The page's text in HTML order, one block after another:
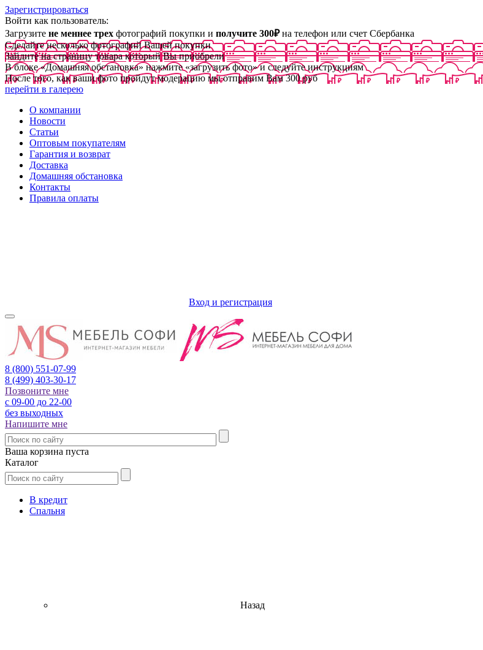
Зарегистрироваться
Войти как пользователь:
Загрузите не меннее трех фотографий покупки и получите 300₽на телефон или счет Сбербанка
Сделайте несколько фотографий Вашей покупки
Зайдите на страницу товара который Вы приобрели
В блоке «Домашняя обстановка» нажмите «загрузить фото» и следуйте инструкциям
После того, как ваши фото пройдут модерацию мы отправим Вам 300 руб
перейти в галерею
О компании
Новости
Статьи
Оптовым покупателям
Гарантия и возврат
Доставка
Домашняя обстановка
Контакты
Правила оплаты
Вход и регистрация
8 (800) 551-07-99
8 (499) 403-30-17
Позвоните мне
с 09-00 до 22-00
без выходных
Напишите мне
Ваша корзина пуста
Каталог
В кредит
Спальня
Назад